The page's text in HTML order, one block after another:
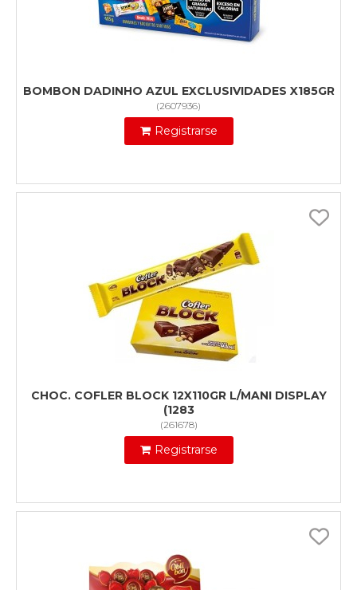
BOMBON DADINHO AZUL EXCLUSIVIDADES X185GR
(2607936)
Registrarse
CHOC. COFLER BLOCK 12X110GR L/MANI DISPLAY
(1283
(261678)
Registrarse